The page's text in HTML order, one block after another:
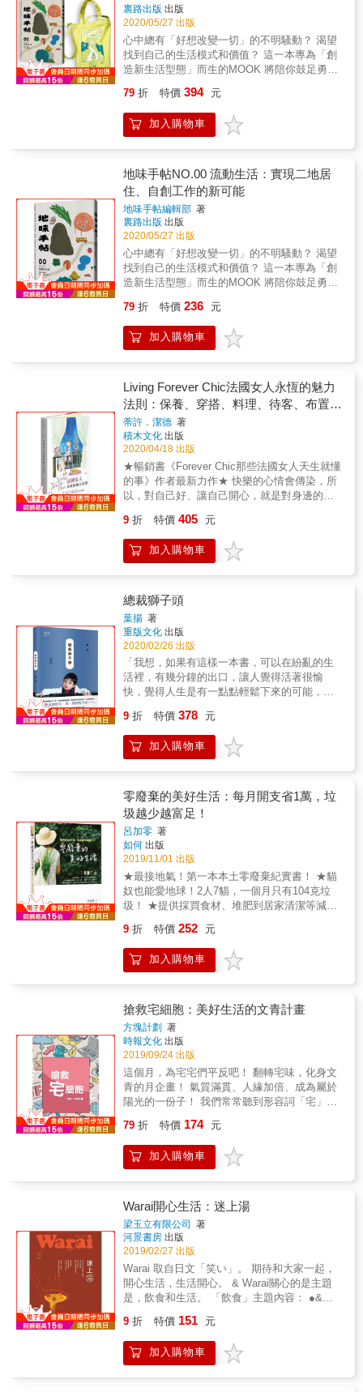
種幻想，做為逃避的藉口。 ◎想讓此刻過得更
美好，就必須明白當下需要的是什麼，學會調
整與捨棄。不被從前緊緊綑綁，不為未來過度
擔憂，只是全力做著現在該做的事。日常生活
的膨脹與縮減，要時時在自己的掌握之中。 ◎
盡量使用自己擁有的好東西，不去區分待客和
日常，才是真正不浪費的生活，也才能自然而
的樂趣，一是豐富的想像力，另一是不會被虛
假代替品所迷惑的篤定。 ◎再不自然的作法，
做過三次就會變成「習慣」，人類就是如此容
產生三次不順暢、不方便的感覺，就要馬上調
整改變。 ◎當住居空間與家具擺設維持恰如其
分的距離與密度，才能營造舒適的感受。物品
對空間的影響不在於大小，而是其中蘊含的力
量，也就是所謂的存在感。
林海岸小巷的採訪甘苦談，一探這個團隊如何
實現記錄百工的企圖，及勤跑田野現場的觀
察。
發起行動，影響地域的建築硬體、文化消費、
生活習慣等種種。這樣的改變，不限地方原住
居民或是新移民者，而是以地方為核心，共同
擾動下所產生的結果，也給予了「重新看待地
方的角度」。 本期特輯，將分別介紹花蓮市
鎮、新竹城區，和台南新化老街等地的主要地
的角色。同時，邀請這兩年特別活躍的鹿港青
創世代來一場深夜對談，談談他們各自的落地
經驗和對地方的觀察。 最後，更邀請了打造台
樂節等，成功以節慶活動打開地方特色的主事
者，寫一封信給在地，敘說他們與地方的感情
和故事，從中體會人與地方在一起的深情。
裏路出版 出版
2020/05/27 出版
心中總有「好想改變一切」的不明騷動？ 渴望
找到自己的生活模式和價值？ 這一本專為「創
造新生活型態」而生的MOOK 將陪你鼓足勇
各地生活型態的風格誌！ ◆新創單位站出來，
提供在地文化觀察手記！ ｜首期特輯──流動生
活｜ 「你想過什麼樣的生活？」 「那樣的生活
決定工作時間和地點，不要每天趕著打卡上
班！」 「我小時候住在鄉下地方，常常可以亂
跑，我希望孩子也能住在那樣的地方。」 「我
希望能住在夠大的空間，可以讓我種花種菜，
但是經濟能力負擔得起。」 想要的生活，當然
不像快問快答容易發生，卻仍有許多充滿想像
的畫面。試刊號我們以「流動生活」為題，試
圖在人口流動的歷史脈絡下，邀請社會觀察家
對此現象提出二地生活型態的可行性，打破
「定居就是不可動」的固著觀念。 同時也藉由
廷、「有田有米」吳佳玲，及「月過山丘」賴
祿珊李婉蕙等長期在兩地移動、居住的生活案
例，探究他們為何而流動，流動的同時又該如
Life另一種可能｜ 呼應特輯主題，拜訪了從原
居住地、搬往異地的移住者案例，這次將傾聽
「芭蕉圖書館」的凱力和阿勳，娓娓告白自身
經驗的美好和荒瘠。並且，邀請東岸最強斜槓
工作者──小海和其媽媽，分享工作與生活的多
樣性，直入母女裏心的對談。 ｜專欄──Sight
觀看的視線｜ 剛踏入一個地方時，觸目所及的
場景、建築和人，以及只存在當下的時刻，看
文，觀看視線成了細細傳達生活在地方的溫
深入各地，觀察事物漸擴及到生活趣味，邀請
關注鐵皮屋建築、特色學校、自然生態、村鎮
生活等作者撰寫專欄。同時，也藉由探討語
言、地名和地質等專欄，了解地方文化的隱性
存在。 ｜資訊──Local Minds地方心眼｜ 隨著
各地增加的新創單位，逐步改變、影響生活所
在地，人和地方的關係更趨緊密。因此每一期
將邀請六個不同縣市的在地單位，分享他們觀
察到的地方大小事。
79 折 特價 394 元
加入購物車
地味手帖NO.00 流動生活：實現二地居
住、自創工作的新可能
地味手帖編輯部 著
裏路出版 出版
2020/05/27 出版
心中總有「好想改變一切」的不明騷動？ 渴望
找到自己的生活模式和價值？ 這一本專為「創
造新生活型態」而生的MOOK 將陪你鼓足勇
各地生活型態的風格誌！ ◆新創單位站出來，
提供在地文化觀察手記！ ｜首期特輯──流動生
活｜ 「你想過什麼樣的生活？」 「那樣的生活
決定工作時間和地點，不要每天趕著打卡上
班！」 「我小時候住在鄉下地方，常常可以亂
跑，我希望孩子也能住在那樣的地方。」 「我
希望能住在夠大的空間，可以讓我種花種菜，
但是經濟能力負擔得起。」 想要的生活，當然
不像快問快答容易發生，卻仍有許多充滿想像
的畫面。試刊號我們以「流動生活」為題，試
圖在人口流動的歷史脈絡下，邀請社會觀察家
對此現象提出二地生活型態的可行性，打破
「定居就是不可動」的固著觀念。 同時也藉由
廷、「有田有米」吳佳玲，及「月過山丘」賴
祿珊李婉蕙等長期在兩地移動、居住的生活案
例，探究他們為何而流動，流動的同時又該如
Life另一種可能｜ 呼應特輯主題，拜訪了從原
居住地、搬往異地的移住者案例，這次將傾聽
「芭蕉圖書館」的凱力和阿勳，娓娓告白自身
經驗的美好和荒瘠。並且，邀請東岸最強斜槓
工作者──小海和其媽媽，分享工作與生活的多
樣性，直入母女裏心的對談。 ｜專欄──Sight
觀看的視線｜ 剛踏入一個地方時，觸目所及的
似尋常不過，但透過攝影師和生活家的抒情圖
文，觀看視線成了細細傳達生活在地方的溫
情。 ｜專欄──Inside of Place走進地方｜ 隨著
生活等作者撰寫專欄。同時，也藉由探討語
言、地名和地質等專欄，了解地方文化的隱性
存在。 ｜資訊──Local Minds地方心眼｜ 隨著
各地增加的新創單位，逐步改變、影響生活所
在地，人和地方的關係更趨緊密。因此每一期
將邀請六個不同縣市的在地單位，分享他們觀
察到的地方大小事。
79 折 特價 236 元
加入購物車
Living Forever Chic法國女人永恆的魅力
法則：保養、穿搭、料理、待客、布置，
教你如何日日優雅，風格獨具，從容自在
的法式生活藝術
蒂許．潔德 著
積木文化 出版
2020/04/18 出版
★暢銷書《Forever Chic那些法國女人天生就懂
的事》作者最新力作★ 快樂的心情會傳染，所
以，對自己好、讓自己開心，就是對身邊的人
香檳廠Duval-Leroy負責人Carol Duval-Leroy、
By Terry創辦人Terry de Gunzburg、香奈兒公
關總監Marie-Louise de Clermont-Tonnerre、D.
Sylvaine Delacourte、花藝家Catherine Muller
等「法式生活藝術」專家跨刀相助 法國女人知
道，又忙又累是生活常態，所以更要用對方
法！她們總是能美美的、優雅的，應對惱人日
常。究竟是如何做到的呢？ 原籍美國、長居法
國的時尚記者Tish Jett對此有深刻的體悟，在
本書中為妳一一道來。 生活中無窮無盡的雜
務，在法國女人眼中卻能轉化為或大或小的情
趣。擁有安適整潔、風格獨具的家，同時維持
十年的貼近觀察，加上精挑細選各種領域的代
表人物專訪，作者將法國女人代代相傳的美麗
祕訣與生活智慧，整理成這本輕巧可愛、充滿
智慧的小書。從保養穿搭、社交活動、家務管
理到教養子女（甚至孫輩），「法式生活藝
術」皆有對應之道：她們精通切乳酪、擺餐具
到籌辦宴會的方法；知道如何防衣蛾、整理寢
具、打造理想衣櫥；不論是挑一瓶酒或選一款
香水，保養銀器或皮膚、頭髮&hellip;&hellip;永
遠都有令人按讚的祕方。最重要的是：她們懂
得先把時間留給自己！ 全球讀者敲碗期盼：
「關於法國女人的書那麼多，Tish Jett的作品
都應該為自己把小小樂趣帶進生活中。她的文
章溫暖勵志又幽默，這本書比上一本還好
看！」 ::::::::::::你將和法國女人第一手學
活藝術」，包括高尚教養、處世智慧、尊重他
人等品德，也從中明白透過這些適當的舉措，
能夠在交際場上保持舒服愉悅。因為「和
諧」，能把美好事物帶進生活之中。保持開放
的心胸，利用梳妝打扮讓自己心情飛揚，是風
格與自信的來源。 日日優雅：讚頌生活中的單
純樂趣 大家都會說法國女人很「優雅」，但這
個優雅究竟是如何養成的？法國女人最常的回
答是「禮貌」、「謙卑」，還有「忠於自
麗物品，安排與朋友的開心約會，因為妳值
得。心存善意對待周圍的一切，包括人和物，
正面可愛的能量就會由內而外散發出來。 法式
有效率 沒有人是女神，揮揮手就能讓家裡有條
不紊。打理一家人的天地需要智慧與經驗，還
有堅定的紀律。法國女人深信嚴守紀律，才能
游刃有餘地處理麻煩瑣事，甚至從中得到樂
趣。用喜愛的香味替織品防蟲，清潔可以既環
保又省力──只要用對方式。讓食品櫃裡的儲藏
隨時都能變出幾道小點心，還有，別害怕對某
活樂趣。 款待：待客的藝術 當女主人不容易，
需要許多心思和周詳的計畫。完美的餐宴是生
活藝術的極致展現，賓主盡歡的派對能讓人回
9 折 特價 405 元
加入購物車
總裁獅子頭
葉揚 著
重版文化 出版
2020/02/26 出版
「我想，如果有這樣一本書，可以在紛亂的生
活裡，有幾分鐘的出口，讓人覺得活著很愉
快，覺得人生是有一點點輕鬆下來的可能，或
因。 & 畢竟，能夠成為你的歡樂中的一小部
分。 & 是我們的榮幸。」&mdash;&mdash;葉
揚 & 深受網友喜愛的羅比總裁要出書了。葉揚
言。 & 喜歡拜拜、十足沉迷房地產，常常語出
驚人的前世記憶（！）、熱衷各種創業遊戲，
還有牙牙學語過程中，那些讓媽媽笑得合不攏
嘴的可愛自創語、跟父母一則又一則創意床邊
故事。 & 除此之外，身為羅比鐵粉的外公外
婆；羅比誓死捍衛的偶像爸爸⋯⋯還有疼愛孫
子不已的阿公阿嬤，這一大家子，被網友們譽
為週日晚上的救贖雞湯、Monday Blue的化解
良藥。 這不是一本商管書、卻在總裁的開示
下，莫名地找到了成功心法！ 這不是一本心靈
為苦悶生活的心海羅盤。 這不是一本兩性愛情
書，卻在總裁對愛的體悟下，理解了愛的另一
種面目。 & 《總裁獅子頭》是一位媽媽對孩子
純善，面對人生的膽怯，還以樂觀和勇敢，讓
我們也喚醒那些，當成人以後，時常忘記最純
粹的那一塊。 & 這一次讓我們給你滿滿的總裁
語錄，十萬字記好記滿，讓我們一起見證，羅
比總裁，是怎麼一路從總寶寶，邁向連父母都
沒想到的總裁之路（！）當然還有，被這一家
人笑到炸裂，讓這本書，成為每日苦悶生活
人生思考 ◎我出生，是為了要帶給你們幸福
的；不，不是要上幼兒園的！ ◎聖誕老公公真
假不重要；禮，禮物是真的，就好了。 & 成功
心法 ◎你不要問這個貴不貴，你要問自己有不
次，你會輸得剛剛好而已 & 待人處事 ◎不要傻
眼，要直接哭 ◎我不是原諒，我是忘記！ & 時
間管理 ◎我不用看時間，時間，是給別人看
的！ ◎現在，立刻，下一秒！
9 折 特價 378 元
加入購物車
零廢棄的美好生活：每月開支省1萬，垃
圾越少越富足！
呂加零 著
如何 出版
2019/11/01 出版
★最接地氣！第一本本土零廢棄紀實書！ ★貓
奴也能愛地球！2人7貓，一個月只有104克垃
圾！ ★提供採買食材、堆肥到居家清潔等減廢
的生活家！ 從購物狂到零廢棄教主，加零帶你
一起減少垃圾，讓心靈變得更乾淨明亮。 一年
省下的費用，還可以讓你去一趟歐洲之旅！ 購
中唯一讀的「書」就是百貨公司的週年慶目
錄，兩眼來回不斷掃瞄獵物，每一樣東西都想
要！當時完全沒想過，有一天，我可以拋棄用
物質來定位自己，甚至創下2人7貓一個月只有
104克垃圾的奇蹟。一般人每月平均產生的垃
圾，大約是1.1公斤，而104克，比一包100抽的
衛生紙還輕。 不強迫自己改變，你不會知道自
己早中了便利癮！ 減少不必要的垃圾或戒掉無
意識的生活，說穿了就是換一個生活模式。便
這個便利癮，一開始要戒掉可能會覺得很困
難，但只要建立觀念，找到方法有意識地去執
行，你會發現，只是把自己的生活換成另一個
開啟美好生活。 減少垃圾首要「計畫性消
費」，當用才花，一年攢下一趟歐洲之旅！ 大
家都有兩手抓著垃圾袋、追垃圾車跑的經驗
吧？我真的很討厭收、倒垃圾，對我來說，零
廢棄的最大好處就是，再也不用追垃圾車啦！
垃圾是造成環境汙染的主因，而過度消費是最
大元凶！計畫性消費是有效減少垃圾的好方
法，還可省下許多不必要的開銷，一舉數得。
最重要的是，我們變得更懂得生活，懂得用快
樂的方式賺錢，懂得吃好的食物，生活過得更
有意義。 期待我的經驗能讓減廢的美好傳到每
9 折 特價 252 元
加入購物車
搶救宅細胞：美好生活的文青計畫
方塊計劃
著
時報文化 出版
2019/09/24 出版
這個月，為宅宅們平反吧！ 翻轉宅味，化身文
青的月企畫！ 氣質滿貫、人緣加倍、成為屬於
陽光的一份子！ 我們常常聽到形容詞「宅」，
電腦為伍，不了解人間、和真實世界有個無法
穿越的結界。宅宅們，是不是已經被誤會很久
了呢？《搶救宅細胞，美好生活的文青計畫》
子！ 嚴格來說，這不是一個只是要你走出戶外
的旅行企畫，而是一個讓你對自己產生好奇、
練習認識自己的行動。第一步先走出戶外，觀
察人群，進而和他人互動：包含對人微笑、和
人聊天，擁抱人群等。 這個計畫，主要透過專
注、觀察的練習，以漸進的方式，讓你和別人
的溝通更順暢。同時藉由文青式的生活型態，
讓大家對宅生活有新的詮釋。 使用說明： ■打
開《搶救宅細胞，美好生活的文青計畫》 ■每
後，請與任務卡一起打卡拍照，上傳到ＩＧ並
TAG「#搶救宅細胞」，與朋友分享你的進度。
【真人實證】 我明白生活裡總不會只有開心的
79 折 特價 174 元
加入購物車
Warai開心生活：迷上湯
梁玉立有限公司 著
河景書房 出版
2019/02/27 出版
Warai 取自日文「笑い」。 期待和大家一起，
開心生活，生活開心。 & Warai關心的是主題
是，飲食和生活。 「飲食」主題內容： ●&最
飲，糕點或麵包，小餐館或米其林等等； ●&令
人矚目的飲食風潮，例如：健康又美味的店家
或是在家就可以享受的自製簡單美味等等； ●&
9 折 特價 151 元
加入購物車